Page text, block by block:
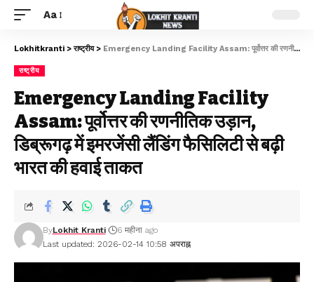
Aa
Lokhitkranti >राष्ट्रीय> Emergency Landing Facility Assam: पूर्वोत्तर की रणनीतिक उड़ान, डिब्रूगढ़ में इमरजेंसी लैंडिंग फैसिलिटी से बढ़ी भारत की हवाई ताकत
राष्ट्रीय
Emergency Landing Facility
Assam: पूर्वोत्तर की रणनीतिक उड़ान,
डिब्रूगढ़ में इमरजेंसी लैंडिंग फैसिलिटी से बढ़ी
भारत की हवाई ताकत
Last updated: 2026-02-14 10:58 अपराह्न
ByLokhit Kranti 6 महीना ago